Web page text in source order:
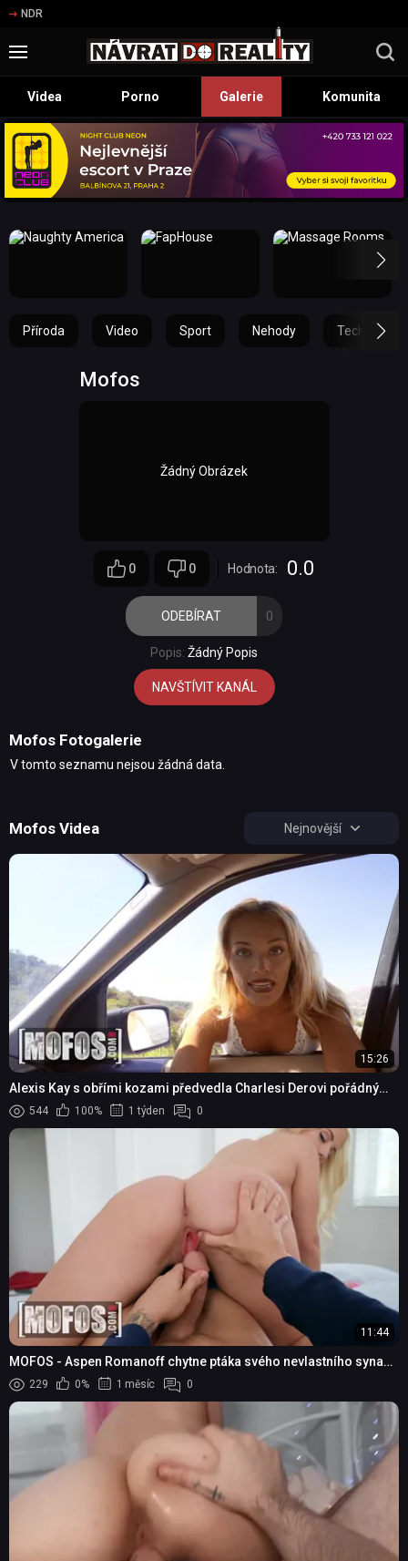
NDR
Videa Porno Galerie Komunita
Příroda Video Sport Nehody Technika
Mofos
Žádný Obrázek
0 0 Hodnota: 0.0
ODEBÍRAT 0
Popis: Žádný Popis
NAVŠTÍVIT KANÁL
Mofos Fotogalerie
V tomto seznamu nejsou žádná data.
Mofos Videa Nejnovější
15:26
Alexis Kay s obřími kozami předvedla Charlesi Derovi pořádný
vzrůšo přímo při líčení
544 100% 1 týden 0
11:44
MOFOS - Aspen Romanoff chytne ptáka svého nevlastního syna
Tylera a projede se na něm
229 0% 1 měsíc 0